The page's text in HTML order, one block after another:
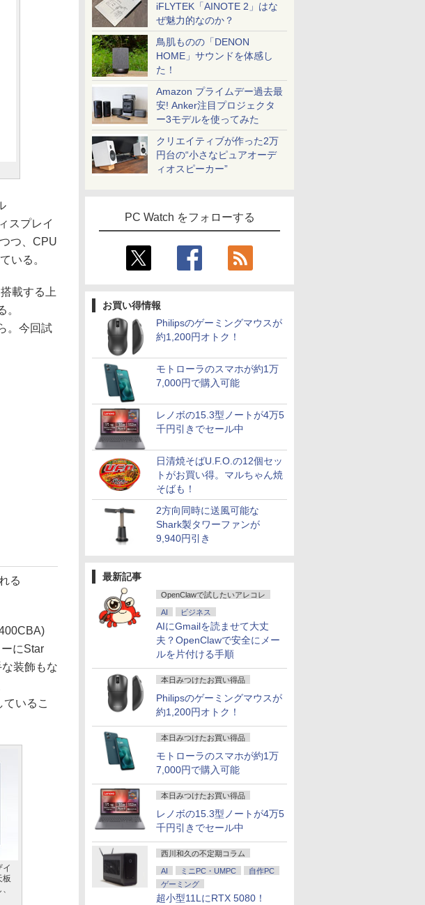
iFLYTEK「AINOTE 2」はな
ぜ魅力的なのか？
鳥肌ものの「DENON
HOME」サウンドを体感し
た！
Amazon プライムデー過去最
安! Anker注目プロジェクタ
ー3モデルを使ってみた
クリエイティブが作った2万
円台の“小さなピュアオーデ
ィオスピーカー”
PC Watch をフォローする
お買い得情報
Philipsのゲーミングマウスが
約1,200円オトク！
モトローラのスマホが約1万
7,000円で購入可能
レノボの15.3型ノートが4万5
千円引きでセール中
日清焼そばU.F.O.の12個セッ
トがお買い得。マルちゃん焼
そばも！
2方向同時に送風可能な
Shark製タワーファンが
9,940円引き
最新記事
OpenClawで試したいアレコレ
AI ビジネス
AIにGmailを読ませて大丈
夫？OpenClawで安全にメー
ルを片付ける手順
本日みつけたお買い得品
Philipsのゲーミングマウスが
約1,200円オトク！
本日みつけたお買い得品
モトローラのスマホが約1万
7,000円で購入可能
本日みつけたお買い得品
レノボの15.3型ノートが4万5
千円引きでセール中
西川和久の不定期コラム
AI ミニPC・UMPC
自作PC
ゲーミング
超小型11LにRTX 5080！
スプレイ
つ、CPU
いる。
載する上
。今回試
る
にStar
装飾もな
いるこ
イ
板